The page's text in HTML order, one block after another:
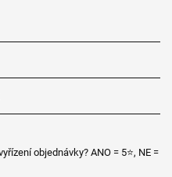
objednávky? ANO = 5⭐, NE =